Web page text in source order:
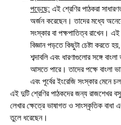
পড়েছে:এই শ্রেণির পাঠকরা
অর্জন করেছেন। তাদের মধ্যে
সংস্কার বা পক্ষপাতিত্ব রাখেন।
বিজ্ঞান পড়তে কিছুটা চেষ্টা করতে
শব্দাবলি এবং ধারণাগুলোর সঙ্গে
আসতে পারে। তাদের পক্ষে বাংলা
এবং পূর্বের ইংরেজি সংস্কার মেনে
এই দুটি শ্রেণির পাঠকদের জন্য রাজশেখর বসু
লেখার ক্ষেত্রে ভাষাগত ও সাংস্কৃতিক
তুলে ধরেছেন।